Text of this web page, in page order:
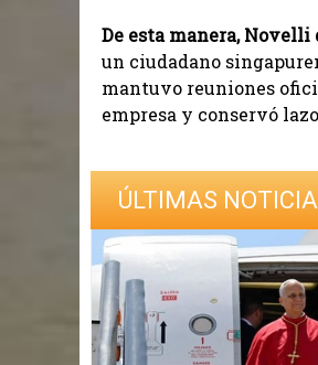
De esta manera,
un ciudadano
mantuvo reuniones
empresa y conservó
ÚLTIMAS